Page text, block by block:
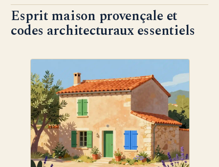
Esprit maison provençale et
codes architecturaux essentiels